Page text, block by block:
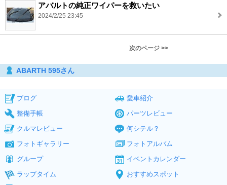
アバルトの純正ワイパーを救いたい
2024/2/25 23:45
次のページ >>
ABARTH 595さん
ブログ
愛車紹介
整備手帳
パーツレビュー
クルマレビュー
何シテル？
フォトギャラリー
フォトアルバム
グループ
イベントカレンダー
ラップタイム
おすすめスポット